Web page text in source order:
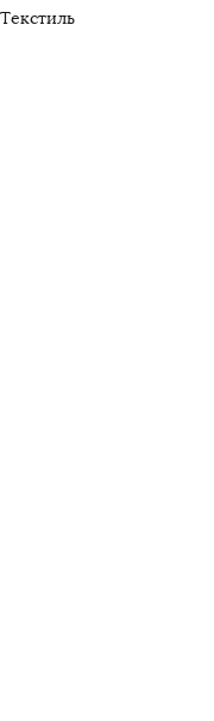
Текстиль